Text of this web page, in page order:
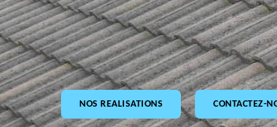
NOS REALISATIONS CONTACTEZ-